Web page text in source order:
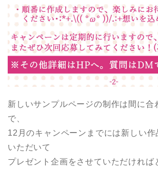
新しいサンプルページの制作は間に合
で、
12月のキャンペーンまでには新しい作
いただいて
プレゼント企画をさせていただければ